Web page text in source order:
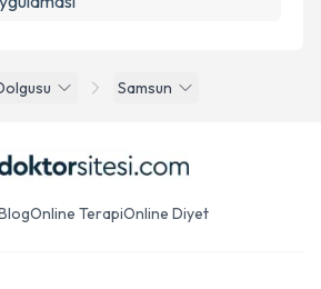
Samsun
Online TerapiOnline Diyet